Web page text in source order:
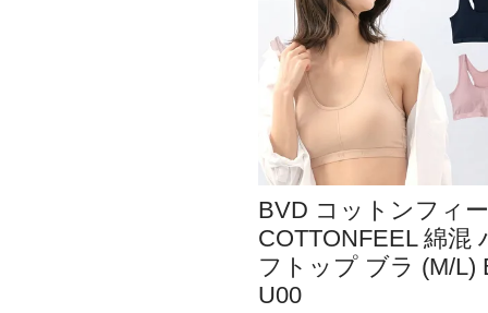
BVD コットンフィ
COTTONFEEL 綿混
フトップ ブラ (M/L)
U00